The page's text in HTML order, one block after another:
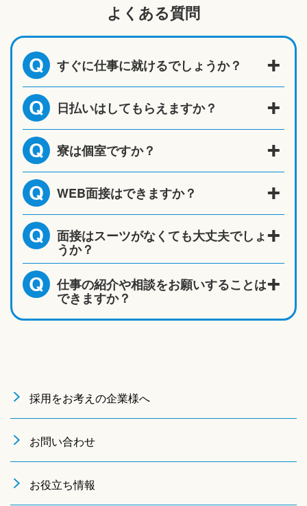
よくある質問
Q すぐに仕事に就けるでしょうか？
Q 日払いはしてもらえますか？
Q 寮は個室ですか？
Q WEB面接はできますか？
Q 面接はスーツがなくても大丈夫でしょ
うか？
Q 仕事の紹介や相談をお願いすることは
できますか？
採用をお考えの企業様へ
お問い合わせ
お役立ち情報